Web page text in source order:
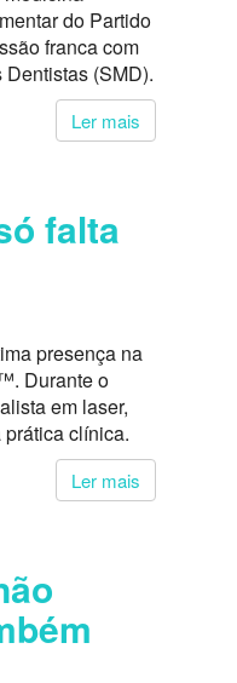
do Partido
franca com
(SMD).
Ler mais
falta
presença na
Durante o
em laser,
clínica.
Ler mais